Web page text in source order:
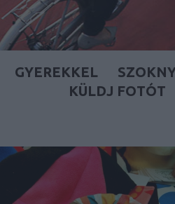
GYEREKKEL
KÜLDJ FOTÓT